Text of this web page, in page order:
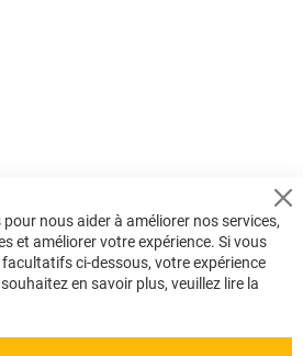
nous aider à améliorer nos services,
et améliorer votre expérience. Si vous
ci-dessous, votre expérience
en savoir plus, veuillez lire la